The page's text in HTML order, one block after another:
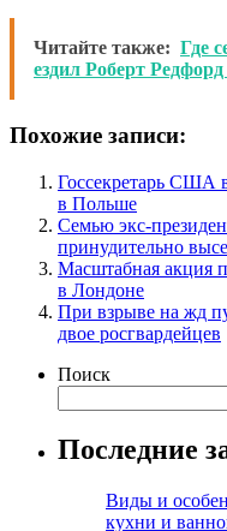
Читайте также: Где
ездил Роберт
Похожие записи:
Госсекретарь США
в Польше
Семью экс-
принудительно
Масштабная акция
в Лондоне
При взрыве на жд
двое росгвардейцев
Поиск
Последние
Виды и
кухни и